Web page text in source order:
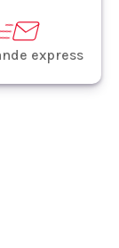
express